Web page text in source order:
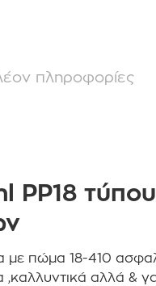
πληροφορίες
PP18
πώμα 18-410
,καλλυντικά αλλά &